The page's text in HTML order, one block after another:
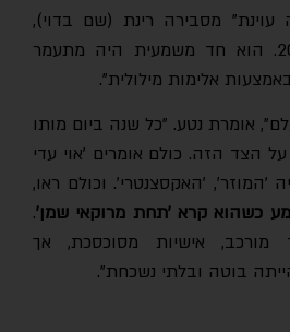
מסבירה רינת (שם בדוי),
בשנת 2004. הוא חד משמעית היה מתעמר
אלימות מילולית".
נטע. "כל שנה ביום מותו
הזה. כולם אומרים 'אוי עדי
'האקסצנטרי'. וכולם ראו,
קרא 'תחת מרוקאי שמן' .
אישיות מסוכסכת, אך
בוטה ובלתי נשכחת".